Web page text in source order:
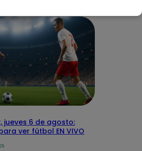
jueves 6 de agosto:
ver fútbol EN VIVO